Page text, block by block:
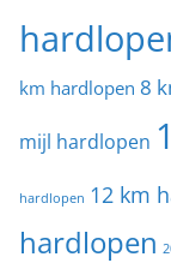
km hardlopen 8
mijl hardlopen
hardlopen 12 km
hardlopen